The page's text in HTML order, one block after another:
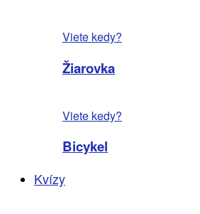
Viete kedy?
Žiarovka
Viete kedy?
Bicykel
Kvízy